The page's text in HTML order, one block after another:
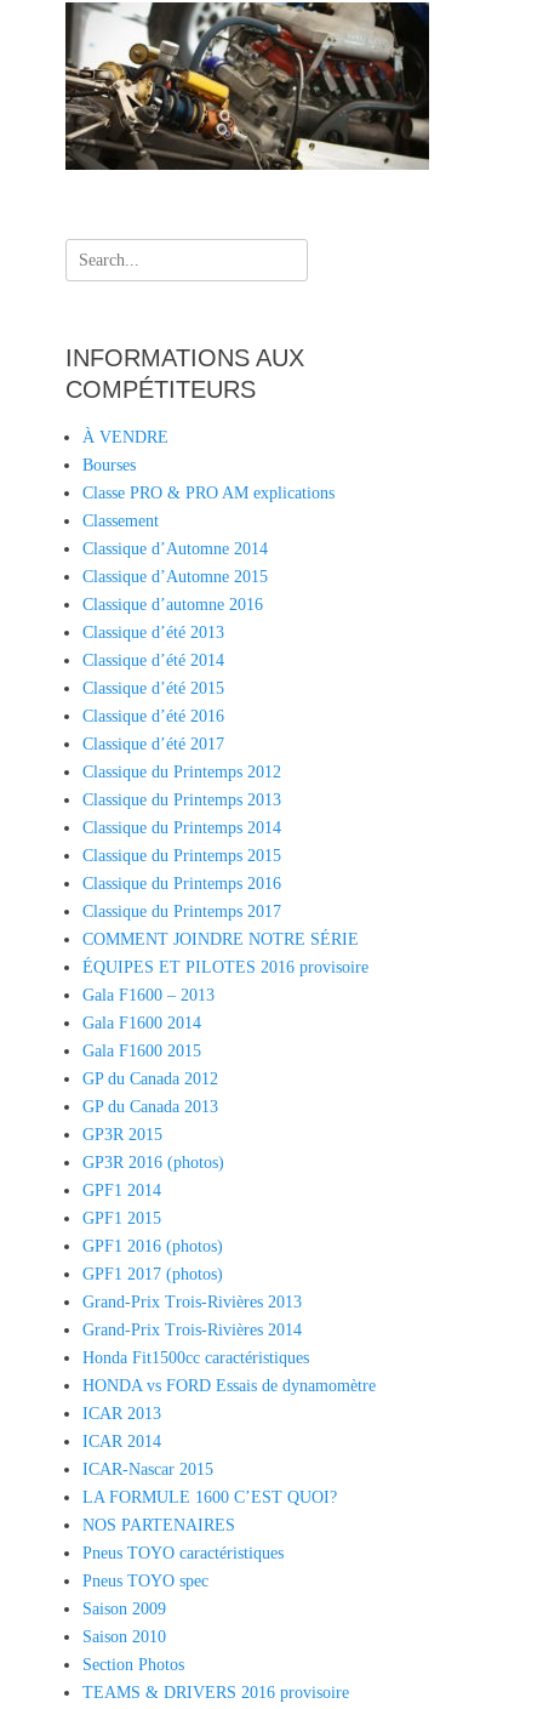
Search
for:
INFORMATIONS AUX
COMPÉTITEURS
À VENDRE
Bourses
Classe PRO & PRO AM explications
Classement
Classique d’Automne 2014
Classique d’Automne 2015
Classique d’automne 2016
Classique d’été 2013
Classique d’été 2014
Classique d’été 2015
Classique d’été 2016
Classique d’été 2017
Classique du Printemps 2012
Classique du Printemps 2013
Classique du Printemps 2014
Classique du Printemps 2015
Classique du Printemps 2016
Classique du Printemps 2017
COMMENT JOINDRE NOTRE SÉRIE
ÉQUIPES ET PILOTES 2016 provisoire
Gala F1600 – 2013
Gala F1600 2014
Gala F1600 2015
GP du Canada 2012
GP du Canada 2013
GP3R 2015
GP3R 2016 (photos)
GPF1 2014
GPF1 2015
GPF1 2016 (photos)
GPF1 2017 (photos)
Grand-Prix Trois-Rivières 2013
Grand-Prix Trois-Rivières 2014
Honda Fit1500cc caractéristiques
HONDA vs FORD Essais de dynamomètre
ICAR 2013
ICAR 2014
ICAR-Nascar 2015
LA FORMULE 1600 C’EST QUOI?
NOS PARTENAIRES
Pneus TOYO caractéristiques
Pneus TOYO spec
Saison 2009
Saison 2010
Section Photos
TEAMS & DRIVERS 2016 provisoire